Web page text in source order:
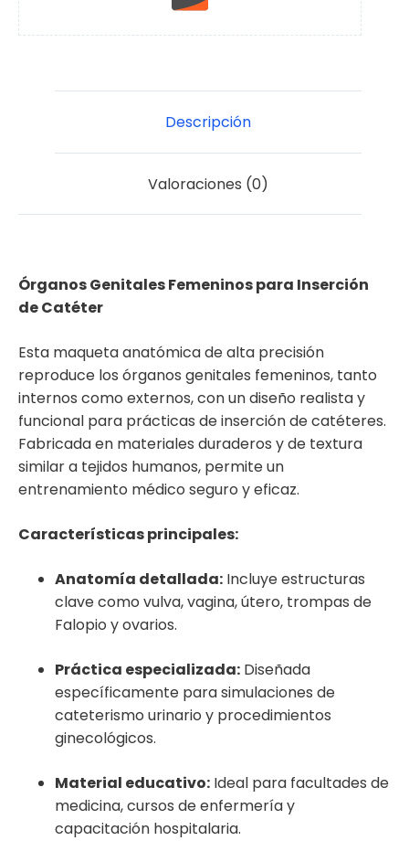
Descripción
Valoraciones (0)
Órganos Genitales Femeninos para Inserción
de Catéter
Esta maqueta anatómica de alta precisión
reproduce los órganos genitales femeninos, tanto
internos como externos, con un diseño realista y
funcional para prácticas de inserción de catéteres.
Fabricada en materiales duraderos y de textura
similar a tejidos humanos, permite un
entrenamiento médico seguro y eficaz.
Características principales:
Anatomía detallada: Incluye estructuras
clave como vulva, vagina, útero, trompas de
Falopio y ovarios.
Práctica especializada: Diseñada
específicamente para simulaciones de
cateterismo urinario y procedimientos
ginecológicos.
Material educativo: Ideal para facultades de
medicina, cursos de enfermería y
capacitación hospitalaria.